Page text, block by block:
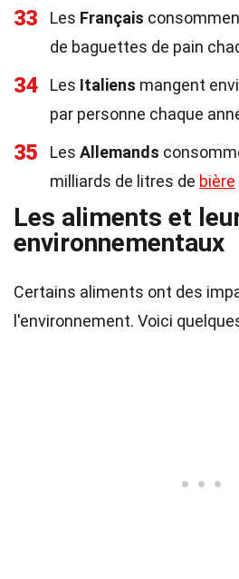
33 Les Français
de baguettes de pain
34 Les Italiens mangent
par personne chaque
35 Les Allemands
milliards de litres de bière
Les aliments et
environnementaux
Certains aliments ont des
l'environnement. Voici